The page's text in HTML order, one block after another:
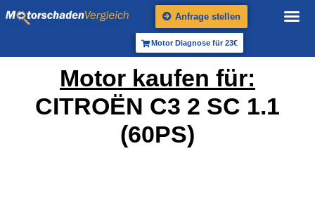
Anfrage stellen
Motor Diagnose für 23€
Motor kaufen für:
CITROËN C3 2 SC 1.1
(60PS)